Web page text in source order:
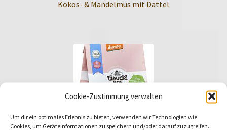
Cookie-Zustimmung verwalten
Um dir ein optimales Erlebnis zu bieten, verwenden wir Technologien wie
Cookies, um Geräteinformationen zu speichern und/oder darauf zuzugreifen.
Kokos- & Mandelmus mit Dattel